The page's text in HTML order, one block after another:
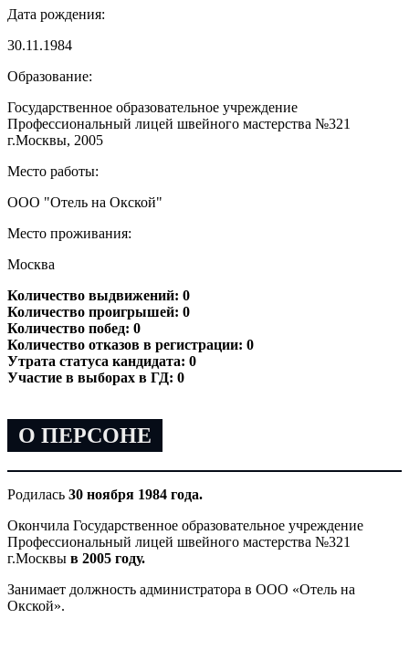
Дата рождения:
30.11.1984
Образование:
Государственное образовательное учреждение
Профессиональный лицей швейного мастерства №321
г.Москвы, 2005
Место работы:
ООО "Отель на Окской"
Место проживания:
Москва
Количество выдвижений: 0
Количество проигрышей: 0
Количество побед: 0
Количество отказов в регистрации: 0
Утрата статуса кандидата: 0
Участие в выборах в ГД: 0
О ПЕРСОНЕ
Родилась 30 ноября 1984 года.
Окончила Государственное образовательное учреждение
Профессиональный лицей швейного мастерства №321
г.Москвы в 2005 году.
Занимает должность администратора в ООО «Отель на
Окской».